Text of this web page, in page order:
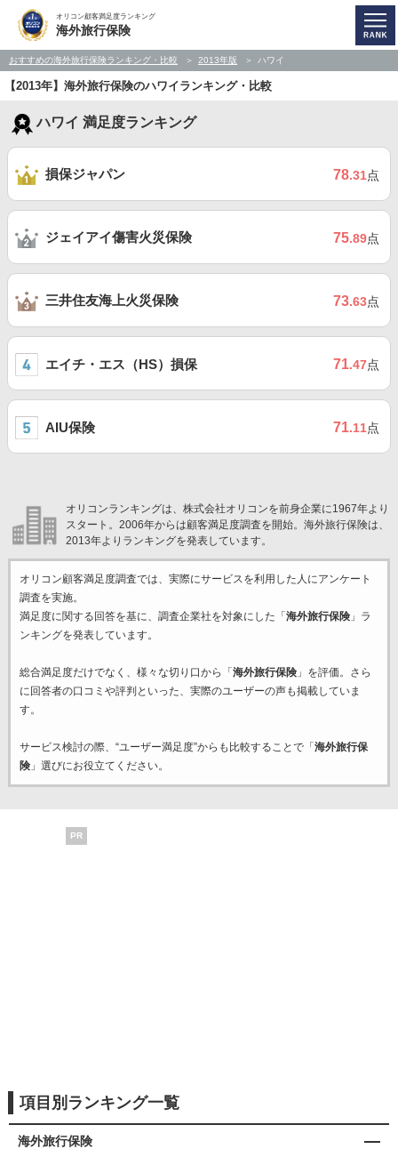
オリコン顧客満足度ランキング
海外旅行保険
おすすめの海外旅行保険ランキング・比較 2013年版 ハワイ
【2013年】海外旅行保険のハワイランキング・比較
ハワイ 満足度ランキング
損保ジャパン 78.31点
ジェイアイ傷害火災保険 75.89点
三井住友海上火災保険 73.63点
エイチ・エス（HS）損保 71.47点
AIU保険 71.11点
オリコンランキングは、株式会社オリコンを前身企業に1967年より
スタート。2006年からは顧客満足度調査を開始。海外旅行保険は、
2013年よりランキングを発表しています。
オリコン顧客満足度調査では、実際にサービスを利用した 人にアンケート
調査を実施。
満足度に関する回答を基に、調査企業社を対象にした「 海外旅行保険」ラ
ンキングを発表しています。
総合満足度だけでなく、様々な切り口から「 海外旅行保険」を評価。さら
に回答者の口コミや評判といった、実際のユーザーの声も掲載していま
す。
サービス検討の際、“ユーザー満足度”からも比較することで「 海外旅行保
険」選びにお役立てください。
PR
項目別ランキング一覧
海外旅行保険